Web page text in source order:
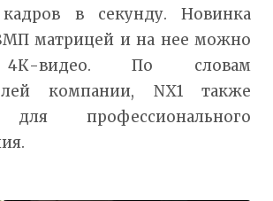
в секунду. Новинка
матрицей и на нее можно
4К-видео. По словам
компании, NX1 также
профессионального